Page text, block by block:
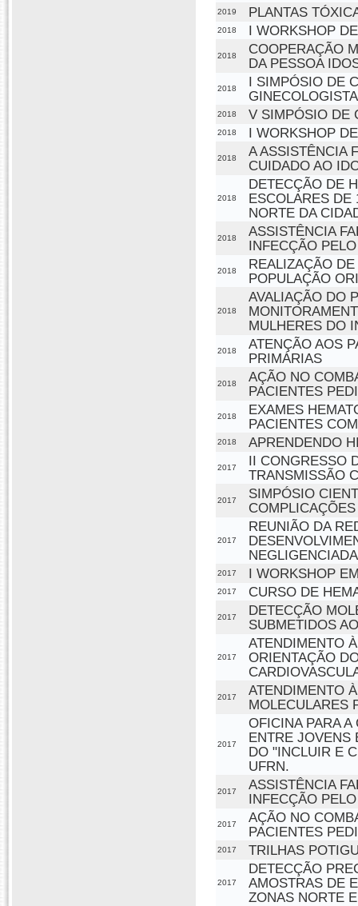
2019 PLANTAS
2018 I WORKSHOP
2018
COOPERAÇÃO
DA PESSOA
2018
I SIMPÓSIO DE
2018 V SIMPÓSIO DE
2018 I WORKSHOP
2018
A ASSISTÊNCIA
CUIDADO AO
2018
DETECÇÃO DE
ESCOLARES DE
NORTE DA
2018
ASSISTÊNCIA
INFECÇÃO
2018
REALIZAÇÃO
POPULAÇÃO
2018
AVALIAÇÃO DO
MULHERES DO
2018
ATENÇÃO AOS
PRIMÁRIAS
2018
AÇÃO NO
PACIENTES
2018
EXAMES
PACIENTES
2018 APRENDENDO
2017
II CONGRESSO
TRANSMISSÃO
2017
SIMPÓSIO
COMPLICAÇÕES
2017
REUNIÃO DA
2017 I WORKSHOP
2017 CURSO DE
2017
DETECÇÃO
SUBMETIDOS
2017
ATENDIMENTO
ORIENTAÇÃO
2017
ATENDIMENTO
MOLECULARES
2017
OFICINA PARA
ENTRE JOVENS
DO "INCLUIR E
UFRN.
2017
ASSISTÊNCIA
INFECÇÃO
2017
AÇÃO NO
PACIENTES
2017 TRILHAS
2017
DETECÇÃO
AMOSTRAS DE
ZONAS NORTE